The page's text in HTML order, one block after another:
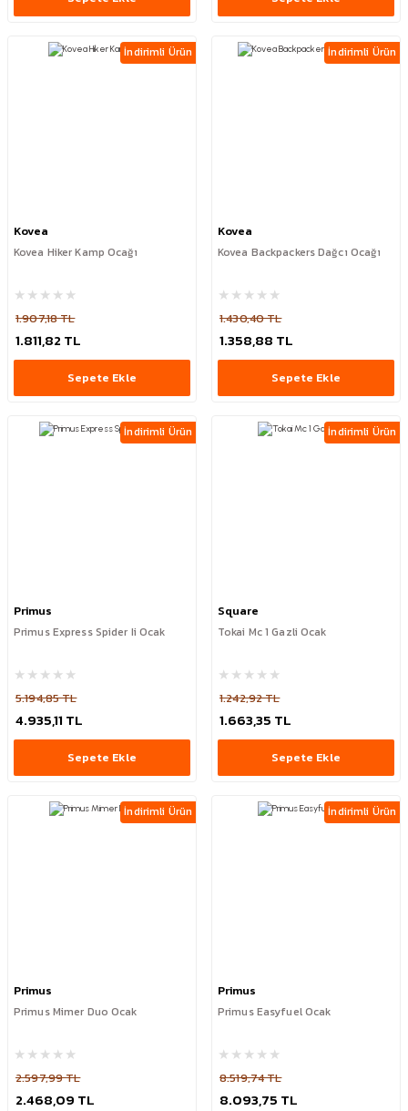
İndirimli Ürün
Kovea
Kovea Hiker Kamp Ocağı
1.907,18 TL
1.811,82 TL
Sepete Ekle
İndirimli Ürün
Kovea
Kovea Backpackers Dağcı Ocağı
1.430,40 TL
1.358,88 TL
Sepete Ekle
İndirimli Ürün
Primus
Primus Express Spider Ii Ocak
5.194,85 TL
4.935,11 TL
Sepete Ekle
İndirimli Ürün
Square
Tokai Mc 1 Gazli Ocak
1.242,92 TL
1.663,35 TL
Sepete Ekle
İndirimli Ürün
Primus
Primus Mimer Duo Ocak
2.597,99 TL
2.468,09 TL
İndirimli Ürün
Primus
Primus Easyfuel Ocak
8.519,74 TL
8.093,75 TL